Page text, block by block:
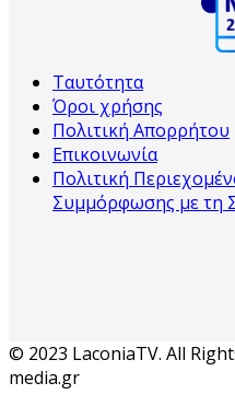
Ταυτότητα
Όροι χρήσης
Πολιτική Απορρήτου
Επικοινωνία
Πολιτική
Συμμόρφωσης με τη
© 2023 LaconiaTV. All
media.gr